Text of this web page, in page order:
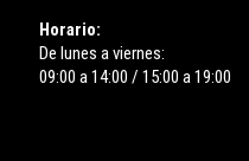
Horario:
De lunes a viernes:
09:00 a 14:00 / 15:00 a 19:00